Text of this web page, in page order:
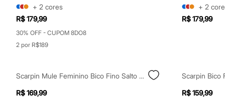
Polos
Acessórios
Bolsas e Mochilas
Chapéus e Bonés
Cintos
Relógios
Botas
+ 2 cores
R$ 179,99
30% OFF - CUPOM 8DO8
2 por R$189
+ 2
R$ 179,99
Scarpin Mule Feminino Bico Fino Salto Fino Marrom
R$ 169,99
Scarpin Bico
R$ 159,99